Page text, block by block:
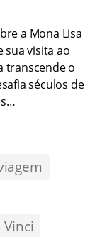
a Mona Lisa
sua visita ao
transcende o
séculos de
Vinci